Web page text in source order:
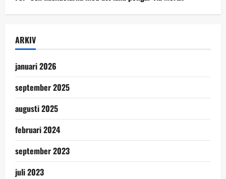
ARKIV
januari 2026
september 2025
augusti 2025
februari 2024
september 2023
juli 2023